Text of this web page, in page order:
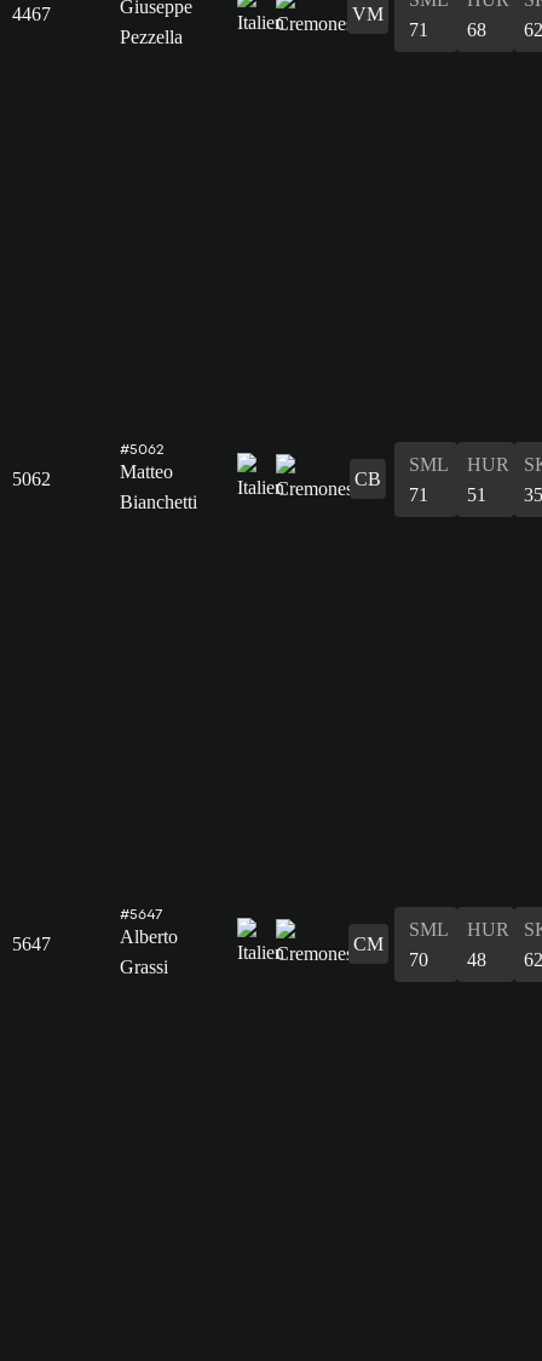
4467
Giuseppe
Pezzella
VM
71
68
62
5062
#5062
Matteo
Bianchetti
CB
SML
71
HUR
51
35
5647
#5647
Alberto
Grassi
CM
SML
70
HUR
48
62